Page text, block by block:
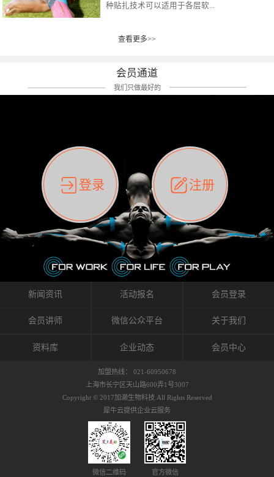
殊因素的影响下，有时还是会出现瘙痒过敏的
前后后居家近30天左右，感觉日子都日夜颠倒
痛影响走路。当天疼痛部贴了EDF和胃十字，膝
关节贴了半月板贴布。第2天第12肋部的EDF和
消失，贴布也没有出现进一步瘙痒过敏。而膝
关节的半月板贴布张力用的100%，但自始至终
它都很坚强的贴着，没有出现过任何瘙痒的迹
象。不同的条件下，同一个身体，不同的部位
皮肤的敏感度也有不同。因此我们KINESIO要做
的，是在研发生产过程中竭尽全力的降低致敏
性，减少贴布本身带来的致敏率。那到底是什
么原因引起的过敏瘙痒呢？我整理了以下内容
仅供大家参考，希望能给予大家帮助。首先我
们分析解剖下过敏的原因，然后简说一下
KINESIO贴布贴扎后预防应对。我把导致过敏的
原因，简单分为外因和内因。外因1，贴布贴布
括：1）面料的伸展率、回缩率、纤维的刺激
能会给皮肤带来过度的刺激，从而引起过敏瘙
力。 多作为细胞因子存在于皮肤表皮、真皮、
扎疗法）的效果是通过创造一个环境，使每种
以激发身体的自然愈合能力。 通常，药物会削
弱细胞因子的作用，单方面还会引起副作用的
症状。 与此相比，Kinesio肌内效贴创造了细
的控制仍有许多未知。 细胞因子是一种酵素，
各种各样的酵素起着适当的作用，为细胞创造
了适合居住的环境。 在现代医学上，这种细胞
因子是一种酶的观点往往被否定，但在体内有
有毒细菌和无毒细菌，它们起着保持身体平衡
的作用。 Kinesio肌内效贴不像药物那样在短时
间内表现出症状，而是通过花费时间创造一个
对身体没有伤害（副作用等）的环境来减轻症
状。 但是，由于营养、精神、运动的平衡被破
坏，各种细胞就会发生病态变化。 在一定的状
态下，细胞因子会自动捕捉异常，并在细胞之
间传递适当的修复信息。可以收集各自所需的
因子级联；细胞因子的连锁反应）。 如果这种
者甚至提供不需要的物质。 因此，身体所需的
自然愈合能力不仅不能发挥作用，反而会造成
恶化的环境。Kinesio肌内效贴的作用，就是解
决这些问题。 KinesioTaping ® （Kinesio贴扎
疗法）的概念是空（空间），动（流动），冷
（抑制热的上升），为了实现这些，贴布的质
作出来。 特别地，Kinesio Medical
Tappling®（Kinesio医疗贴扎）通过从皮肤表面
长时间给予适...
种贴扎技术可以适用于各层软...
组织:肌肉，肌腱，韧带（主要围绕有问题的关
状，而是指贴布本身很重量，以及贴布刺激的
类型。贴布的应用充分利用了体内由间质液组
成的自然流体力学的流体层。这种轻微的刺激
间，还可以在单片贴布上提供支持和深度刺
激。通过对间质液的适当控制，可以连接皮下
筋膜，对关节进行非常轻柔的刺激，增加患部
的治疗区域。 snowflake“雪花”贴布不会妨碍皮
肤上下左右运动，有效的辅助修复关节周围组
织的筋膜。它可以作用于关节或肌肉表面，释
放压力，刺激深层筋膜。“雪花”贴扎疗法是一
种可以改变肌肉、筋膜和间质液之间自然流动
关系的方法。 间质液间质被称为人体的新器
官。研究人员认为，整个身体的网络是由坚韧
且柔软的蛋白质结构所支撑的相互连接的充满
流体的空间构成的。如果作为脏器，这是人体
最大的脏器，约占体重的20%（相比之下，皮
内流通，有助于细胞的再生和恢复。“1”“雪花”
周围进行轻柔的刺激，改善受影响的关节和肌
到辅助修复损伤组织的作用。对组织的营养供
膜，韧带和关节周围皮下组织的关节囊。 流
体力学理论加濑博士-Kinesio肌内效贴布的发明
人流体力学理论是以对日常生活产生反复影响
的纤细筋膜的性质为焦点。 筋膜容易受到外部
查看更多>>
会员通道
我们只做最好的
登录 注册
新闻资讯 活动报名 会员登录
会员讲师 微信公众平台 关于我们
资料库 企业动态 会员中心
加盟热线： 021-60950678
上海市长宁区天山路600弄1号3007
Copyright © 2017加濑生物科技.All Rights Reserved
犀牛云提供企业云服务
微信二维码 官方微信